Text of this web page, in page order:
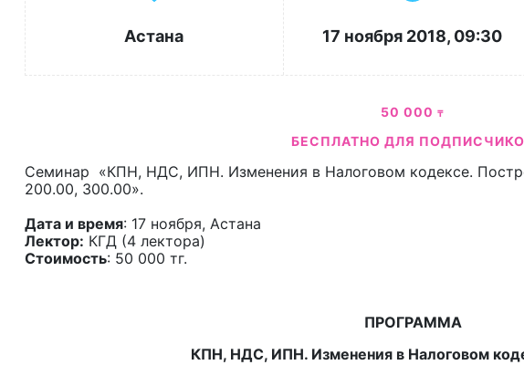
Астана 17 ноября 2018, 09:30
50 000 ₸
БЕСПЛАТНО ДЛЯ
Семинар «КПН, НДС, ИПН. Изменения в Налоговом кодексе.
200.00, 300.00».
Дата и время: 17 ноября, Астана
Лектор: КГД (4 лектора)
Стоимость: 50 000 тг.
ПРОГРАММА
КПН, НДС, ИПН. Изменения в Налоговом